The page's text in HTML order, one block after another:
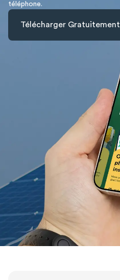
téléphone.
Télécharger Gratuitement